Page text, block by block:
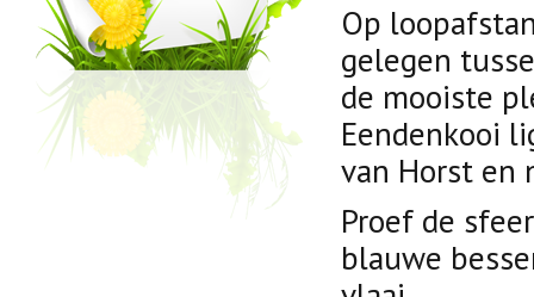
Op
gelegen
de mooiste
Eendenkooi
van Horst en
Proef de
blauwe